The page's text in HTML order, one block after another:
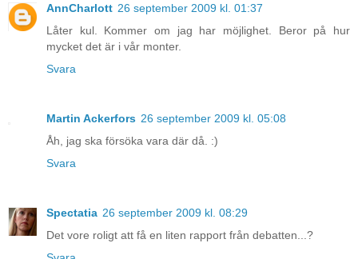
AnnCharlott 26 september 2009 kl. 01:37
Låter kul. Kommer om jag har möjlighet. Beror på hur
mycket det är i vår monter.
Svara
Martin Ackerfors 26 september 2009 kl. 05:08
Åh, jag ska försöka vara där då. :)
Svara
Spectatia 26 september 2009 kl. 08:29
Det vore roligt att få en liten rapport från debatten...?